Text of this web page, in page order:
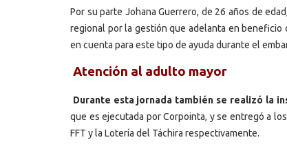
Por su parte Johana Guerrero, de 26 años de
regional por la gestión que adelanta en beneficio
en cuenta para este tipo de ayuda durante el
Atención al adulto mayor
Durante esta jornada también se realizó la
que es ejecutada por Corpointa, y se entregó a
FFT y la Lotería del Táchira respectivamente.